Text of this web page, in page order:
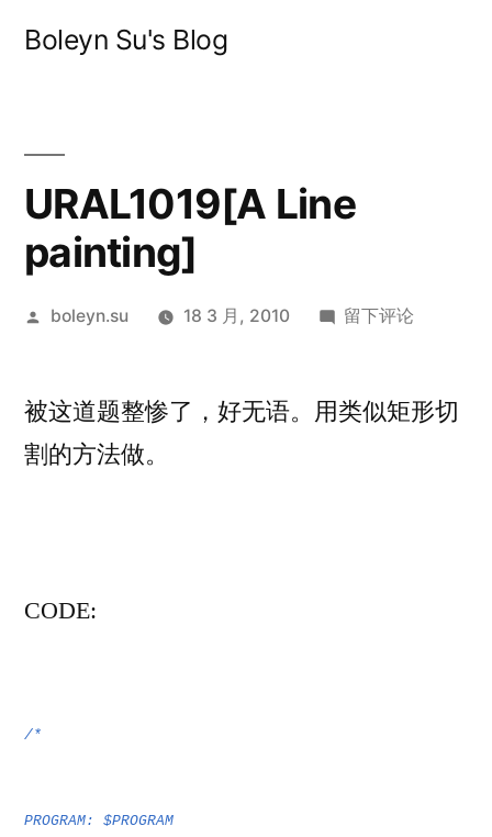
Boleyn Su's Blog
URAL1019[A Line
painting]
发
boleyn.su 18 3 月, 2010
于
painting]
留下评论
被这道题整惨了，好无语。用类似矩形切
割的方法做。
CODE:
/*
PROGRAM: $PROGRAM